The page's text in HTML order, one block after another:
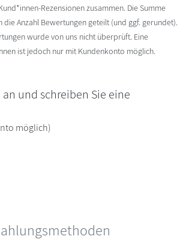
Rezensionen zusammen. Die Summe
Anzahl Bewertungen geteilt (und ggf. gerundet).
wurde von uns nicht überprüft. Eine
ist jedoch nur mit Kundenkonto möglich.
an und schreiben Sie eine
möglich)